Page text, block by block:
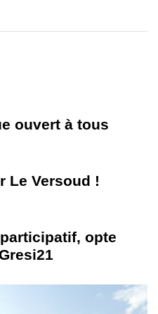
ouvert à tous
Le Versoud !
opte